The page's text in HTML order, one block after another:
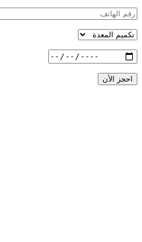
احجز الأن